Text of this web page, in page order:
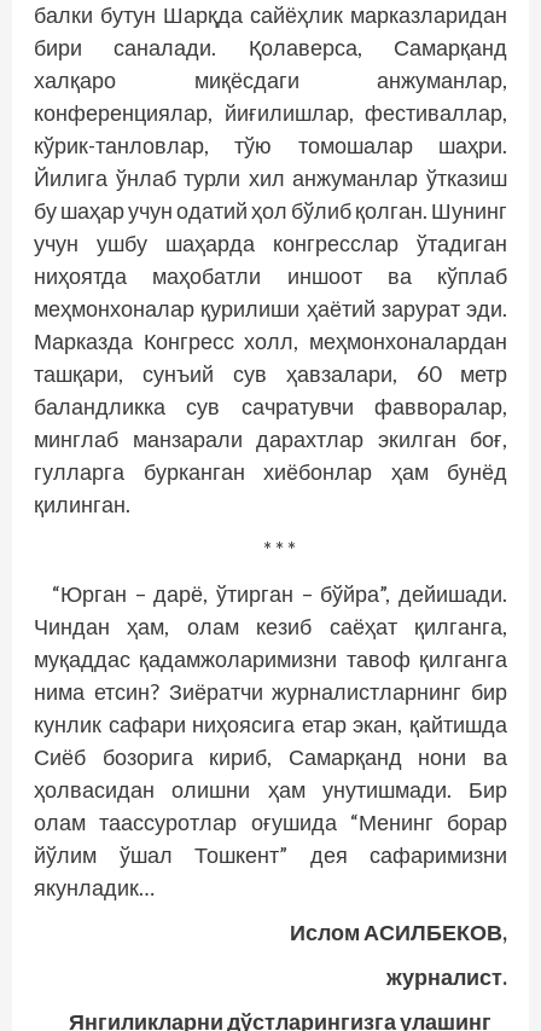
балки бутун Шарқда сайёҳлик марказларидан
бири саналади. Қолаверса, Самарқанд
халқаро миқёсдаги анжуманлар,
конференциялар, йиғилишлар, фестиваллар,
кўрик-танловлар, тўю томошалар шаҳри.
Йилига ўнлаб турли хил анжуманлар ўтказиш
бу шаҳар учун одатий ҳол бўлиб қолган. Шунинг
учун ушбу шаҳарда конгресслар ўтадиган
ниҳоятда маҳобатли иншоот ва кўплаб
меҳмонхоналар қурилиши ҳаётий зарурат эди.
Марказда Конгресс холл, меҳмонхоналардан
ташқари, сунъий сув ҳавзалари, 60 метр
баландликка сув сачратувчи фавворалар,
минглаб манзарали дарахтлар экилган боғ,
гулларга бурканган хиёбонлар ҳам бунёд
қилинган.
* * *
“Юрган – дарё, ўтирган – бўйра”, дейишади.
Чиндан ҳам, олам кезиб саёҳат қилганга,
муқаддас қадамжоларимизни тавоф қилганга
нима етсин? Зиёратчи журналистларнинг бир
кунлик сафари ниҳоясига етар экан, қайтишда
Сиёб бозорига кириб, Самарқанд нони ва
ҳолвасидан олишни ҳам унутишмади. Бир
олам таассуротлар оғушида “Менинг борар
йўлим ўшал Тошкент” дея сафаримизни
якунладик…
Ислом АСИЛБЕКОВ,
журналист.
Янгиликларни дўстларингизга улашинг